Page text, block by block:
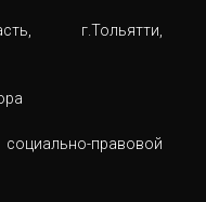
г.Тольятти,
правовой